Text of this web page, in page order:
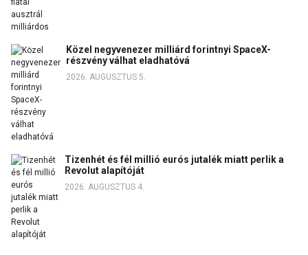
Közel negyvenezer milliárd forintnyi SpaceX-
részvény válhat eladhatóvá
2026. AUGUSZTUS 5.
Tizenhét és fél millió eurós jutalék miatt perlik a
Revolut alapítóját
2026. AUGUSZTUS 4.